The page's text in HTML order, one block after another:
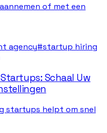
of met een
agency#startup hiring
Schaal Uw
startups helpt om snel